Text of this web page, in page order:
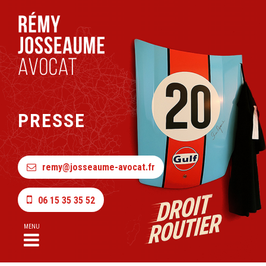
PRESSE
remy@josseaume-avocat.fr
06 15 35 35 52
MENU